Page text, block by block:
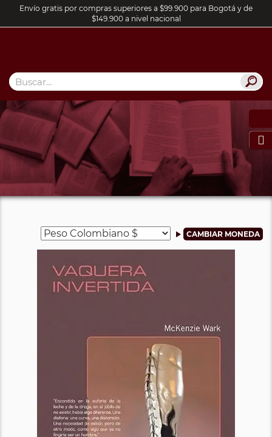
Envío gratis por compras superiores a $99.900 para Bogotá y de
$149.900 a nivel nacional
